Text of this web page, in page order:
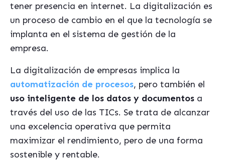
tener presencia en internet. La digitalización es
un proceso de cambio en el que la tecnología se
implanta en el sistema de gestión de la
empresa.
La digitalización de empresas implica la
automatización de procesos, pero también el
uso inteligente de los datos y documentos a
través del uso de las TICs. Se trata de alcanzar
una excelencia operativa que permita
maximizar el rendimiento, pero de una forma
sostenible y rentable.